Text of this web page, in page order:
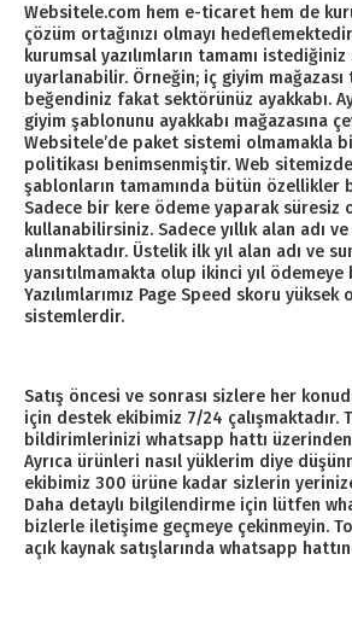
Websitele.com hem e-ticaret hem de
çözüm ortağınızı olmayı
kurumsal yazılımların tamamı
uyarlanabilir. Örneğin; iç giyim mağazası
beğendiniz fakat sektörünüz ayakkabı.
giyim şablonunu ayakkabı mağazasına
Websitele’de paket sistemi olmamakla
politikası benimsenmiştir. Web
şablonların tamamında bütün özellikler
Sadece bir kere ödeme yaparak süresiz
kullanabilirsiniz. Sadece yıllık alan adı
alınmaktadır. Üstelik ilk yıl alan adı ve
yansıtılmamakta olup ikinci yıl ödemeye
Yazılımlarımız Page Speed skoru yüksek
sistemlerdir.
Satış öncesi ve sonrası sizlere her
için destek ekibimiz 7/24 çalışmaktadır.
bildirimlerinizi whatsapp hattı
Ayrıca ürünleri nasıl yüklerim diye
ekibimiz 300 ürüne kadar sizlerin
Daha detaylı bilgilendirme için lütfen
bizlerle iletişime geçmeye çekinmeyin.
açık kaynak satışlarında whatsapp